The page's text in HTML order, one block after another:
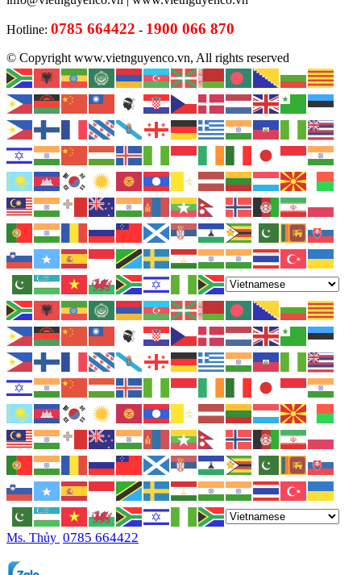
Hotline: 0785 664422 - 1900 066 870
© Copyright www.vietnguyenco.vn, All rights reserved
Ms. Thủy 0785 664422